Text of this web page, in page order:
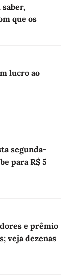
que os
lucro ao
segunda-
para R$ 5
e prêmio
veja dezenas